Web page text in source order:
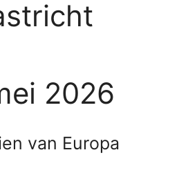
2026
van Europa